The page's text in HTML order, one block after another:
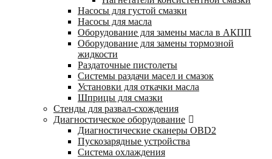
Насосы для густой смазки
Насосы для масла
Оборудование для замены масла в АКПП
Оборудование для замены тормозной
жидкости
Раздаточные пистолеты
Системы раздачи масел и смазок
Установки для откачки масла
Шприцы для смазки
Стенды для развал-схождения
Диагностическое оборудование
Диагностические сканеры OBD2
Пускозарядные устройства
Система охлаждения